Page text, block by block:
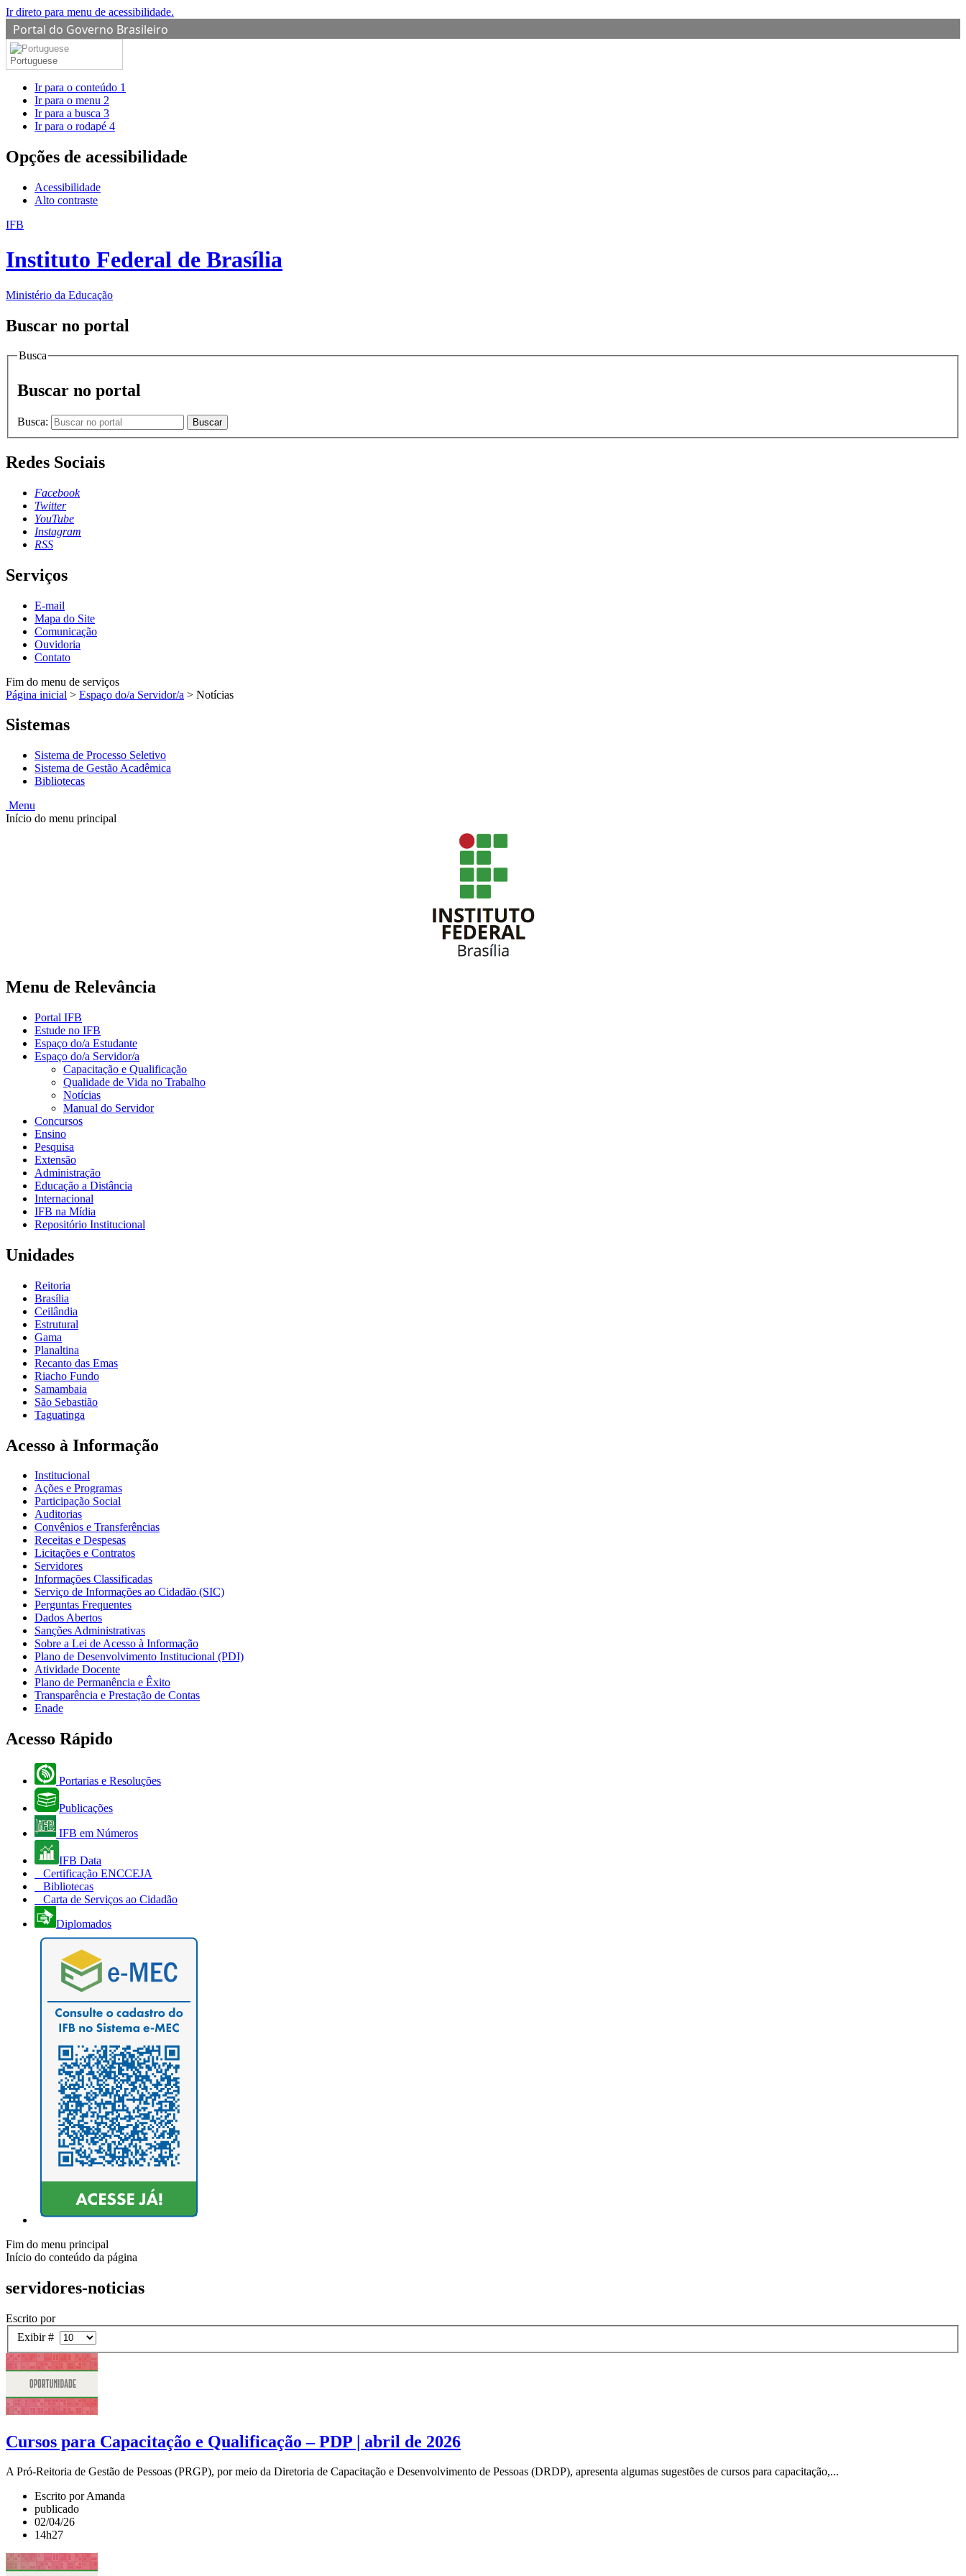
Ir direto para menu de acessibilidade.
Portal do Governo Brasileiro
Portuguese
Ir para o conteúdo 1
Ir para o menu 2
Ir para a busca 3
Ir para o rodapé 4
Opções de acessibilidade
Acessibilidade
Alto contraste
IFB
Instituto Federal de Brasília
Ministério da Educação
Buscar no portal
Busca
Buscar no portal
Busca: Buscar
Redes Sociais
Facebook
Twitter
YouTube
Instagram
RSS
Serviços
E-mail
Mapa do Site
Comunicação
Ouvidoria
Contato
Fim do menu de serviços
Página inicial > Espaço do/a Servidor/a > Notícias
Sistemas
Sistema de Processo Seletivo
Sistema de Gestão Acadêmica
Bibliotecas
Menu
Início do menu principal
Menu de Relevância
Portal IFB
Estude no IFB
Espaço do/a Estudante
Espaço do/a Servidor/a
Capacitação e Qualificação
Qualidade de Vida no Trabalho
Notícias
Manual do Servidor
Concursos
Ensino
Pesquisa
Extensão
Administração
Educação a Distância
Internacional
IFB na Mídia
Repositório Institucional
Unidades
Reitoria
Brasília
Ceilândia
Estrutural
Gama
Planaltina
Recanto das Emas
Riacho Fundo
Samambaia
São Sebastião
Taguatinga
Acesso à Informação
Institucional
Ações e Programas
Participação Social
Auditorias
Convênios e Transferências
Receitas e Despesas
Licitações e Contratos
Servidores
Informações Classificadas
Serviço de Informações ao Cidadão (SIC)
Perguntas Frequentes
Dados Abertos
Sanções Administrativas
Sobre a Lei de Acesso à Informação
Plano de Desenvolvimento Institucional (PDI)
Atividade Docente
Plano de Permanência e Êxito
Transparência e Prestação de Contas
Enade
Acesso Rápido
Portarias e Resoluções
Publicações
IFB em Números
IFB Data
Certificação ENCCEJA
Bibliotecas
Carta de Serviços ao Cidadão
Diplomados
Fim do menu principal
Início do conteúdo da página
servidores-noticias
Escrito por
Exibir #
Cursos para Capacitação e Qualificação – PDP | abril de 2026
A Pró-Reitoria de Gestão de Pessoas (PRGP), por meio da Diretoria de Capacitação e Desenvolvimento de Pessoas (DRDP), apresenta algumas sugestões de cursos para capacitação,...
Escrito por Amanda
publicado
02/04/26
14h27